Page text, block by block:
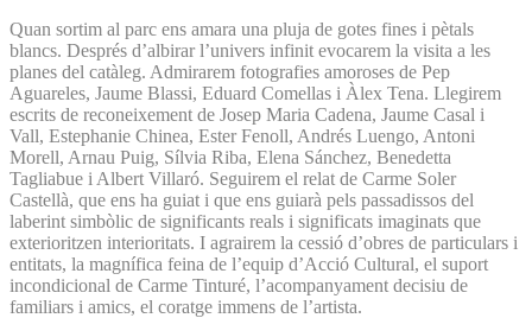
Quan sortim al parc ens amara una pluja de gotes fines i pètals
blancs. Després d’albirar l’univers infinit evocarem la visita a les
planes del catàleg. Admirarem fotografies amoroses de Pep
Aguareles, Jaume Blassi, Eduard Comellas i Àlex Tena. Llegirem
escrits de reconeixement de Josep Maria Cadena, Jaume Casal i
Vall, Estephanie Chinea, Ester Fenoll, Andrés Luengo, Antoni
Morell, Arnau Puig, Sílvia Riba, Elena Sánchez, Benedetta
Tagliabue i Albert Villaró. Seguirem el relat de Carme Soler
Castellà, que ens ha guiat i que ens guiarà pels passadissos del
laberint simbòlic de significants reals i significats imaginats que
exterioritzen interioritats. I agrairem la cessió d’obres de particulars i
entitats, la magnífica feina de l’equip d’Acció Cultural, el suport
incondicional de Carme Tinturé, l’acompanyament decisiu de
familiars i amics, el coratge immens de l’artista.